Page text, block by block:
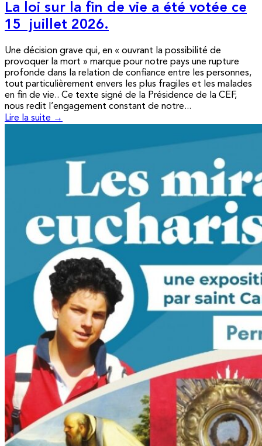
La loi sur la fin de vie a été votée ce
15 juillet 2026.
Une décision grave qui, en « ouvrant la possibilité de
provoquer la mort » marque pour notre pays une rupture
profonde dans la relation de confiance entre les personnes,
tout particulièrement envers les plus fragiles et les malades
en fin de vie.. Ce texte signé de la Présidence de la CEF,
nous redit l’engagement constant de notre...
Lire la suite →